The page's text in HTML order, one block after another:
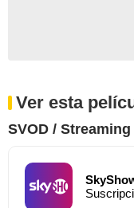
Ver esta
SVOD / Streaming